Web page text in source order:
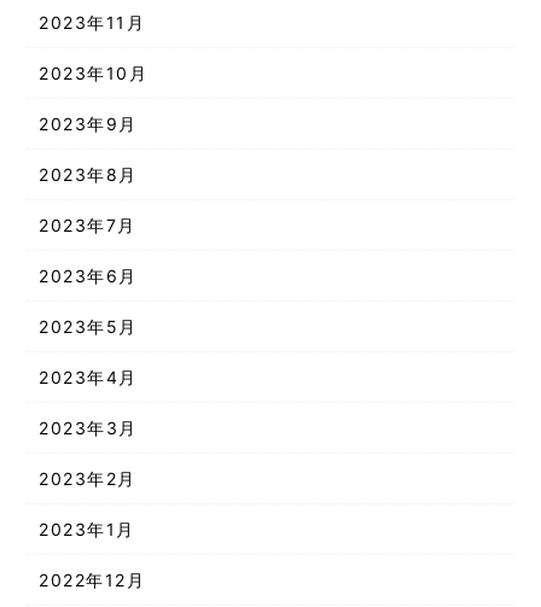
2023年11月
2023年10月
2023年9月
2023年8月
2023年7月
2023年6月
2023年5月
2023年4月
2023年3月
2023年2月
2023年1月
2022年12月